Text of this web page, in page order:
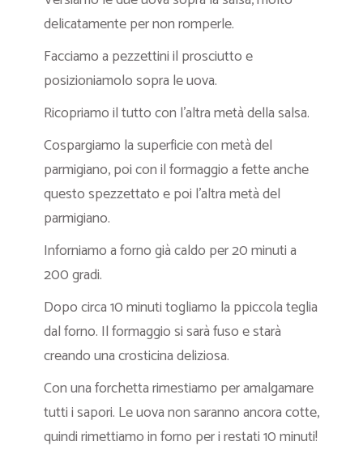
delicatamente per non romperle.
Facciamo a pezzettini il prosciutto e
posizioniamolo sopra le uova.
Ricopriamo il tutto con l’altra metà della salsa.
Cospargiamo la superficie con metà del
parmigiano, poi con il formaggio a fette anche
questo spezzettato e poi l’altra metà del
parmigiano.
Inforniamo a forno già caldo per 20 minuti a
200 gradi.
Dopo circa 10 minuti togliamo la ppiccola teglia
dal forno. Il formaggio si sarà fuso e starà
creando una crosticina deliziosa.
Con una forchetta rimestiamo per amalgamare
tutti i sapori. Le uova non saranno ancora cotte,
quindi rimettiamo in forno per i restati 10 minuti!